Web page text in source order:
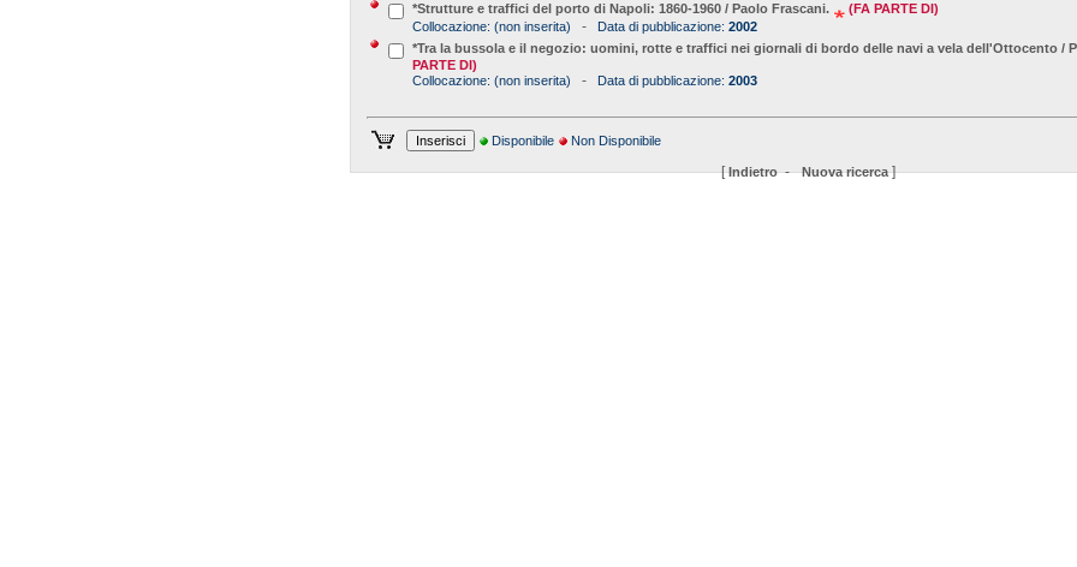
*Strutture e traffici del porto di Napoli: 1860-1960 / Paolo Frascani.
(FA PARTE DI)
Collocazione: (non inserita) - Data di pubblicazione: 2002
*Tra la bussola e il negozio: uomini, rotte e traffici nei giornali di bordo delle navi a vela dell'Ottocento /
PARTE DI)
Collocazione: (non inserita) - Data di pubblicazione: 2003
Disponibile Non Disponibile
[Indietro- Nuova ricerca]